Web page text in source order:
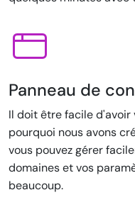
Panneau de
Il doit être facile d'avoir
pourquoi nous avons
vous pouvez gérer
domaines et vos
beaucoup.